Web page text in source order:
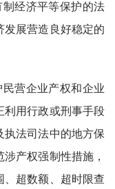
经济平等保护的法
发展营造良好稳定的
民营企业产权和企业
利用行政或刑事手段
执法司法中的地方保
产权强制性措施，
、超数额、超时限查